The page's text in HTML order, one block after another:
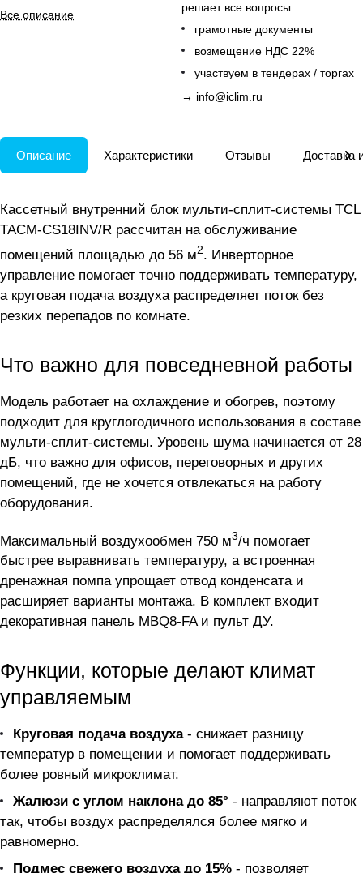
комплекте; для офиса.
Все описание
решает все вопросы
грамотные документы
возмещение НДС 22%
участвуем в тендерах / торгах
→ info@iclim.ru
Описание Характеристики Отзывы Доставка
Кассетный внутренний блок мульти-сплит-системы TCL
TACM-CS18INV/R рассчитан на обслуживание
помещений площадью до 56 м2. Инверторное
управление помогает точно поддерживать температуру,
а круговая подача воздуха распределяет поток без
резких перепадов по комнате.
Что важно для повседневной работы
Модель работает на охлаждение и обогрев, поэтому
подходит для круглогодичного использования в составе
мульти-сплит-системы. Уровень шума начинается от 28
дБ, что важно для офисов, переговорных и других
помещений, где не хочется отвлекаться на работу
оборудования.
Максимальный воздухообмен 750 м3/ч помогает
быстрее выравнивать температуру, а встроенная
дренажная помпа упрощает отвод конденсата и
расширяет варианты монтажа. В комплект входит
декоративная панель MBQ8-FA и пульт ДУ.
Функции, которые делают климат
управляемым
Круговая подача воздуха- снижает разницу
температур в помещении и помогает поддерживать
более ровный микроклимат.
Жалюзи с углом наклона до 85° - направляют поток
так, чтобы воздух распределялся более мягко и
равномерно.
Подмес свежего воздуха до 15% - позволяет